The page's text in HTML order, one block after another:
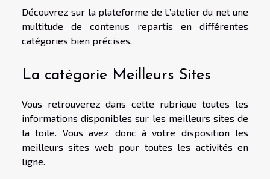
Découvrez sur la plateforme de L’atelier du net une
multitude de contenus repartis en différentes
catégories bien précises.
La catégorie Meilleurs Sites
Vous retrouverez dans cette rubrique toutes les
informations disponibles sur les meilleurs sites de
la toile. Vous avez donc à votre disposition les
meilleurs sites web pour toutes les activités en
ligne.